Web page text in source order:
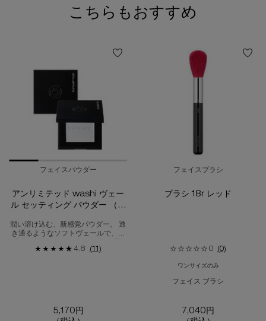
こちらもおすすめ
フェイスパウダー
アンリミテッド washi ヴェー
ル セッティング パウダー （レ
潤い溶け込む、新感覚パウダー。 透
き通るようなソフトヴェールで、一
へ。4.8 (11)
5,170円
フェイスブラシ
ブラシ 18r レッド
0 (0)
ワンサイズのみ
フェイス ブラシ
7,040円